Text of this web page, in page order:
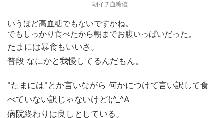
朝イチ血糖値
いうほど高血糖でもないですかね。
でもしっかり食べたから朝までお腹いっぱいだった。
たまには暴食もいいさ。
普段 なにかと我慢してるんだもん。
"たまには"とか言いながら 何かにつけて言い訳して食
べていない訳じゃないけど(;^_^A
病院終わりは良しとしている。